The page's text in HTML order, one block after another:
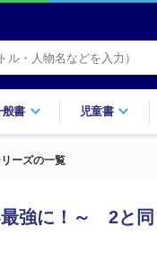
般書 児童書
ーズの一覧
強に！～ 2と